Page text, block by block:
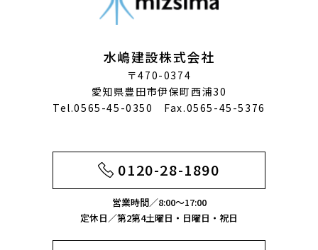
2023年12月
2023年7月
2023年6月
2023年4月
2022年8月
2022年7月
2022年4月
水嶋建設株式会社
〒470-0374
愛知県豊田市伊保町西浦30
Tel.0565-45-0350 Fax.0565-45-5376
0120-28-1890
営業時間／8:00～17:00
定休日／第2第4土曜日・日曜日・祝日